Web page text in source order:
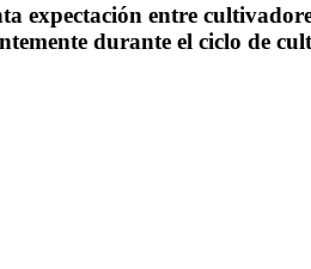
entre
durante el ciclo de